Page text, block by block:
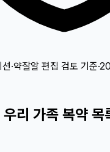
·약잘알 편집 검토 기준·
리 가족 복약 목